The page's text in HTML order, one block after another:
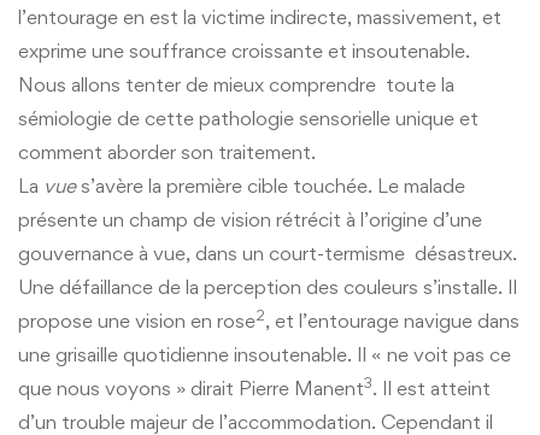
l’entourage en est la victime indirecte, massivement, et
exprime une souffrance croissante et insoutenable.
Nous allons tenter de mieux comprendre toute la
sémiologie de cette pathologie sensorielle unique et
comment aborder son traitement.
La vues’avère la première cible touchée. Le malade
présente un champ de vision rétrécit à l’origine d’une
gouvernance à vue, dans un court-termisme désastreux.
Une défaillance de la perception des couleurs s’installe. Il
propose une vision en rose2, et l’entourage navigue dans
une grisaille quotidienne insoutenable. Il « ne voit pas ce
que nous voyons » dirait Pierre Manent3. Il est atteint
d’un trouble majeur de l’accommodation. Cependant il